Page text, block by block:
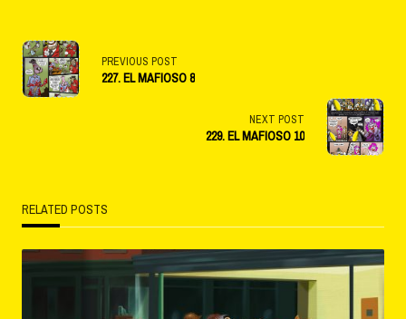
<span
class="nav-
reader-
text">Page</span>
PREVIOUS POST
227. EL MAFIOSO 8
NEXT POST
229. EL MAFIOSO 10
RELATED POSTS